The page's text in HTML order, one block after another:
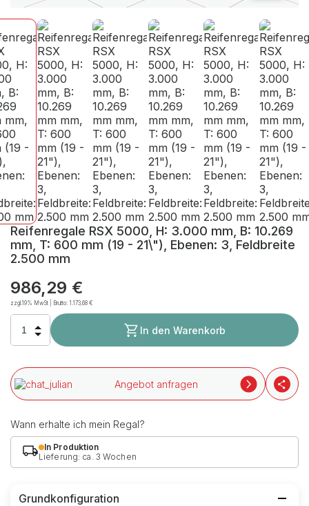
Reifenregale RSX 5000, H: 3.000 mm, B: 10.269
mm, T: 600 mm (19 - 21\"), Ebenen: 3, Feldbreite
2.500 mm
986,29 €
zzgl.19% MwSt | Brutto:1.173,68 €
In den Warenkorb
Angebot anfragen
Wann erhalte ich mein Regal?
In Produktion
Lieferung: ca. 3 Wochen
Grundkonfiguration